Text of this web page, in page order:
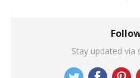
Stay updated via